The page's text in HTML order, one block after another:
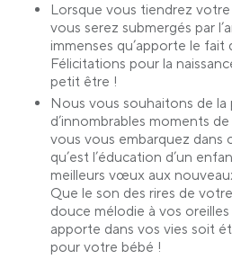
Lorsque vous tiendrez
vous serez submergés par
immenses qu’apporte le fait
Félicitations pour la
petit être !
Nous vous souhaitons de
d’innombrables moments
vous vous embarquez dans
qu’est l’éducation d’un
meilleurs vœux aux
Que le son des rires de
douce mélodie à vos oreilles
apporte dans vos vies soit
pour votre bébé !